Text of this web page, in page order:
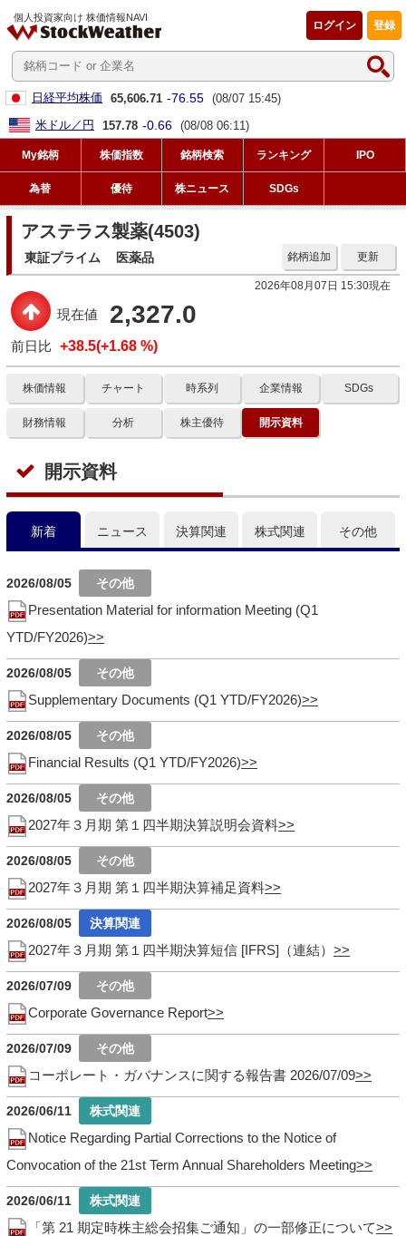
個人投資家向け 株価情報NAVI
登録
ログイン
日経平均株価 65,606.71 -76.55 (08/07 15:45)
米ドル／円
157.78 -0.66 (08/08 06:11)
My銘柄 株価指数 銘柄検索 ランキング IPO
為替 優待 株ニュース SDGs
アステラス製薬(4503)
東証プライム 医薬品 更新
銘柄追加
2026年08月07日 15:30現在
現在値 2,327.0
前日比 +38.5(+1.68 %)
株価情報 チャート 時系列 企業情報 SDGs
財務情報 分析 株主優待 開示資料
開示資料
新着 ニュース 決算関連 株式関連 その他
2026/08/05
Presentation Material for information Meeting (Q1
YTD/FY2026)
2026/08/05
Supplementary Documents (Q1 YTD/FY2026)
2026/08/05
Financial Results (Q1 YTD/FY2026)
2026/08/05
2027年３月期 第１四半期決算説明会資料
2026/08/05
2027年３月期 第１四半期決算補足資料
2026/08/05
2027年３月期 第１四半期決算短信 [IFRS]（連結）
2026/07/09
Corporate Governance Report
2026/07/09
コーポレート・ガバナンスに関する報告書 2026/07/09
2026/06/11
Notice Regarding Partial Corrections to the Notice of
Convocation of the 21st Term Annual Shareholders Meeting
2026/06/11
「第 21 期定時株主総会招集ご通知」の一部修正について